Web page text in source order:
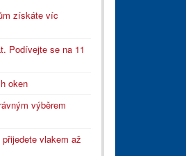
získáte víc
Podívejte se na 11
oken
výběrem
vlakem až